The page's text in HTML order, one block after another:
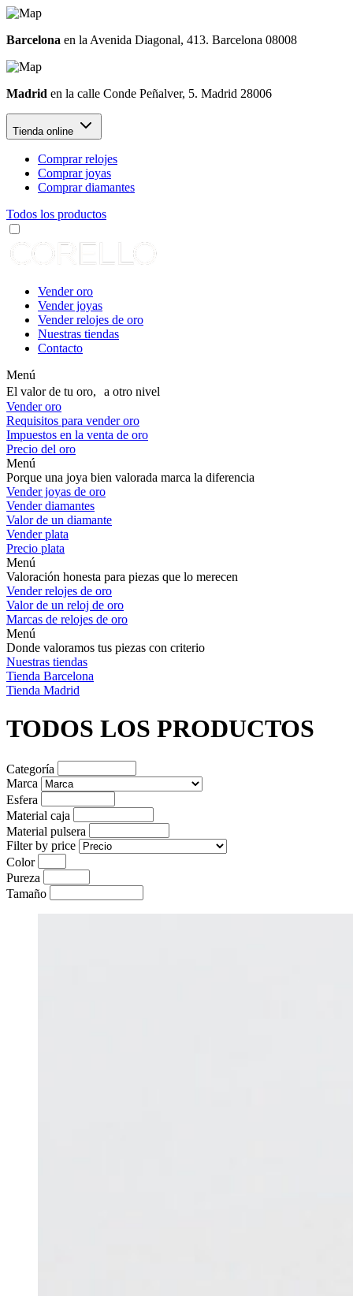
Barcelona en la Avenida Diagonal, 413. Barcelona 08008
Madrid en la calle Conde Peñalver, 5. Madrid 28006
Tienda online
Comprar relojes
Comprar joyas
Comprar diamantes
Todos los productos
Vender oro
Vender joyas
Vender relojes de oro
Nuestras tiendas
Contacto
Menú
El valor de tu oro, a otro nivel
Vender oro
Requisitos para vender oro
Impuestos en la venta de oro
Precio del oro
Menú
Porque una joya bien valorada marca la diferencia
Vender joyas de oro
Vender diamantes
Valor de un diamante
Vender plata
Precio plata
Menú
Valoración honesta para piezas que lo merecen
Vender relojes de oro
Valor de un reloj de oro
Marcas de relojes de oro
Menú
Donde valoramos tus piezas con criterio
Nuestras tiendas
Tienda Barcelona
Tienda Madrid
TODOS LOS PRODUCTOS
Categoría
Marca
Esfera
Material caja
Material pulsera
Filter by price
Color
Pureza
Tamaño